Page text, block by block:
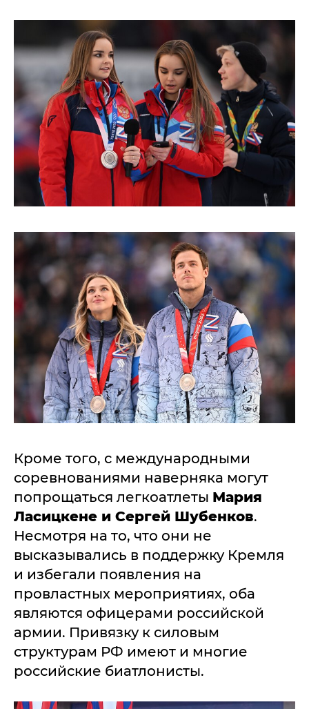
Кроме того, с международными
соревнованиями наверняка могут
попрощаться легкоатлеты Мария
Ласицкене и Сергей Шубенков.
Несмотря на то, что они не
высказывались в поддержку Кремля
и избегали появления на
провластных мероприятиях, оба
являются офицерами российской
армии. Привязку к силовым
структурам РФ имеют и многие
российские биатлонисты.